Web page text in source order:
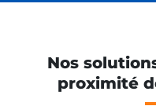
Nos
proximité